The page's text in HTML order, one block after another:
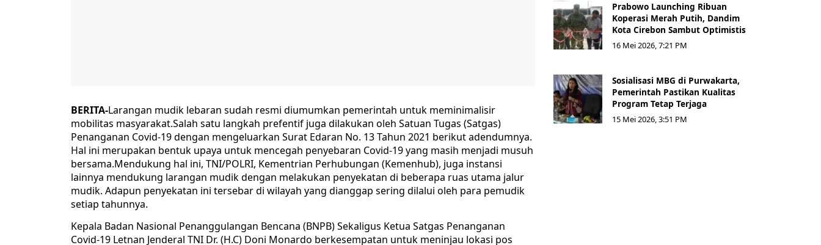
BERITA-Larangan mudik lebaran sudah resmi diumumkan pemerintah untuk meminimalisir
mobilitas masyarakat.Salah satu langkah prefentif juga dilakukan oleh Satuan Tugas (Satgas)
Penanganan Covid-19 dengan mengeluarkan Surat Edaran No. 13 Tahun 2021 berikut adendumnya.
Hal ini merupakan bentuk upaya untuk mencegah penyebaran Covid-19 yang masih menjadi musuh
bersama.Mendukung hal ini, TNI/POLRI, Kementrian Perhubungan (Kemenhub), juga instansi
lainnya mendukung larangan mudik dengan melakukan penyekatan di beberapa ruas utama jalur
mudik. Adapun penyekatan ini tersebar di wilayah yang dianggap sering dilalui oleh para pemudik
setiap tahunnya.
Kepala Badan Nasional Penanggulangan Bencana (BNPB) Sekaligus Ketua Satgas Penanganan
Covid-19 Letnan Jenderal TNI Dr. (H.C) Doni Monardo berkesempatan untuk meninjau lokasi pos
Prabowo Launching Ribuan
Koperasi Merah Putih, Dandim
Kota Cirebon Sambut Optimistis
16 Mei 2026, 7:21 PM
Sosialisasi MBG di Purwakarta,
Pemerintah Pastikan Kualitas
Program Tetap Terjaga
15 Mei 2026, 3:51 PM